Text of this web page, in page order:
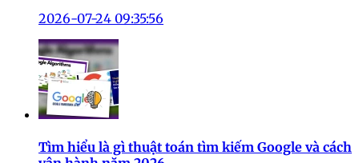
2026-07-24 09:35:56
Tìm hiểu là gì thuật toán tìm kiếm Google và cách